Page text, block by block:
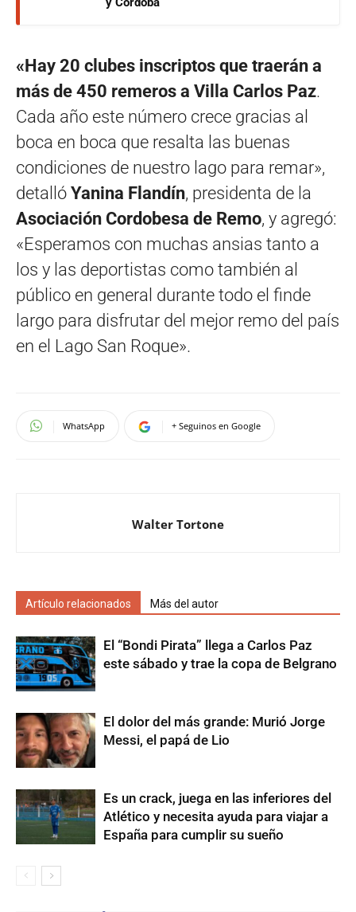
«Hay 20 clubes inscriptos que traerán a
más de 450 remeros a Villa Carlos Paz.
Cada año este número crece gracias al
boca en boca que resalta las buenas
condiciones de nuestro lago para remar»,
detalló Yanina Flandín, presidenta de la
Asociación Cordobesa de Remo, y agregó:
«Esperamos con muchas ansias tanto a
los y las deportistas como también al
público en general durante todo el finde
largo para disfrutar del mejor remo del país
en el Lago San Roque».
WhatsApp + Seguinos en Google
Walter Tortone
Artículo relacionados Más del autor
El “Bondi Pirata” llega a Carlos Paz
este sábado y trae la copa de Belgrano
El dolor del más grande: Murió Jorge
Messi, el papá de Lio
Es un crack, juega en las inferiores del
Atlético y necesita ayuda para viajar a
España para cumplir su sueño